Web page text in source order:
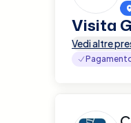
Visita
Vedi altre